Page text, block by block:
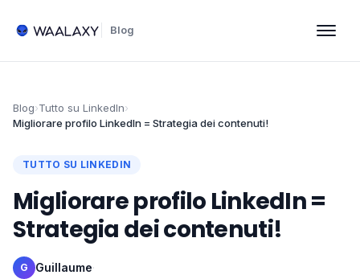
Blog
Blog›Tutto su LinkedIn›
Migliorare profilo LinkedIn = Strategia dei contenuti!
TUTTO SU LINKEDIN
Migliorare profilo LinkedIn =
Strategia dei contenuti!
G Guillaume·